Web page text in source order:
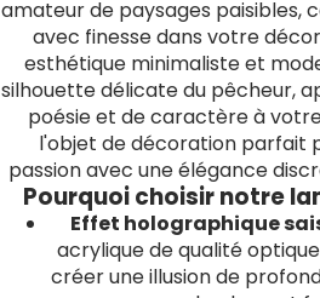
amateur de paysages paisibles,
avec finesse dans votre
esthétique minimaliste et
silhouette délicate du pêcheur,
poésie et de caractère à
l'objet de décoration parfait
passion avec une élégance
Pourquoi choisir notre
Effet holographique
acrylique de qualité
créer une illusion de